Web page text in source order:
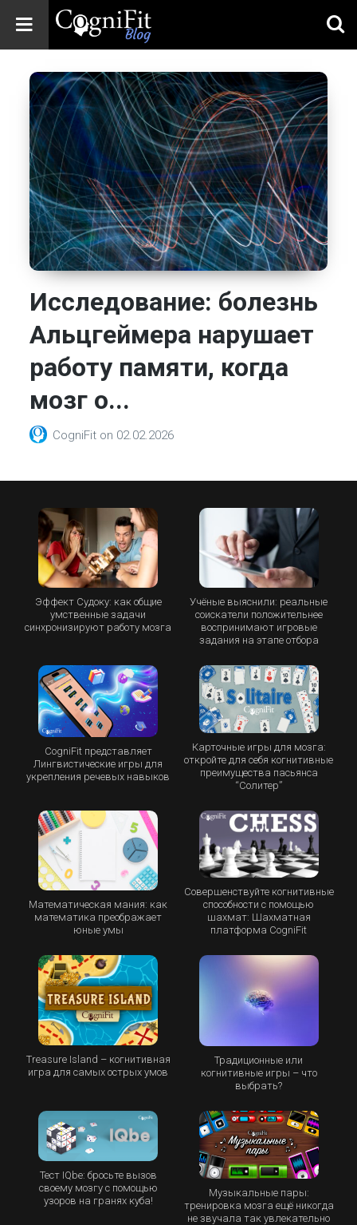
Blog: Brain
Health
News
Brain Training,
Mental Health, and
Wellness
Исследование: болезнь
Альцгеймера нарушает
работу памяти, когда
мозг о...
CogniFit on 02.02.2026
Эффект Судоку: как общие
умственные задачи
синхронизируют работу мозга
Учёные выяснили: реальные
соискатели положительнее
воспринимают игровые
задания на этапе отбора
CogniFit представляет
Лингвистические игры для
укрепления речевых навыков
Карточные игры для мозга:
откройте для себя когнитивные
преимущества пасьянса
“Cолитер”
Математическая мания: как
математика преображает
юные умы
Совершенствуйте когнитивные
способности с помощью
шахмат: Шахматная
платформа CogniFit
Treasure Island – когнитивная
игра для самых острых умов
Традиционные или
когнитивные игры – что
выбрать?
Тест IQbe: бросьте вызов
своему мозгу с помощью
узоров на гранях куба!
Музыкальные пары:
тренировка мозга ещё никогда
не звучала так увлекательно